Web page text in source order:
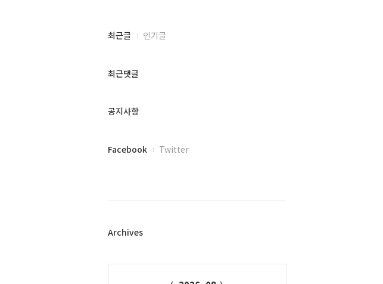
최
과
글
최근글 인기글
최근댓글
공지사항
페
플
Facebook Twitter
Archives